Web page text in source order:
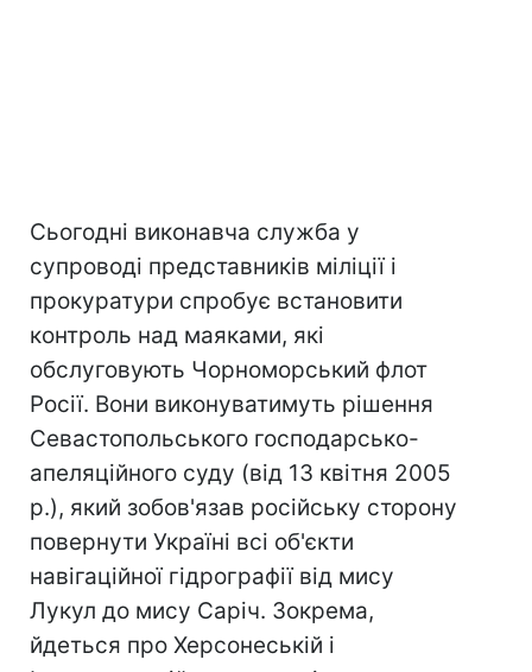
Сьогодні виконавча служба у
супроводі представників міліції і
прокуратури спробує встановити
контроль над маяками, які
обслуговують Чорноморський флот
Росії. Вони виконуватимуть рішення
Севастопольського господарсько-
апеляційного суду (від 13 квітня 2005
р.), який зобов'язав російську сторону
повернути Україні всі об'єкти
навігаційної гідрографії від мису
Лукул до мису Саріч. Зокрема,
йдеться про Херсонеській і